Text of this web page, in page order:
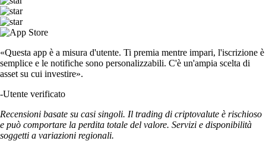
«Questa app è a misura d'utente. Ti premia mentre impari, l'iscrizione è
semplice e le notifiche sono personalizzabili. C'è un'ampia scelta di
asset su cui investire».
-Utente verificato
Recensioni basate su casi singoli. Il trading di criptovalute è rischioso
e può comportare la perdita totale del valore. Servizi e disponibilità
soggetti a variazioni regionali.